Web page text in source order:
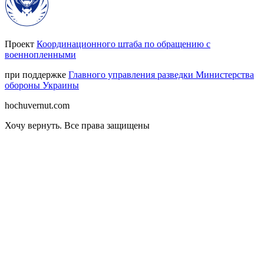
Проект Координационного штаба по обращению с
военнопленными
при поддержке Главного управления разведки Министерства
обороны Украины
hochuvernut.com
Хочу вернуть. Все права защищены